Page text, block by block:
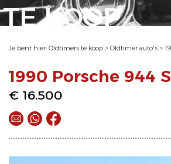
TE KOOP
Je bent hier: Oldtimers te koop > Oldtimer auto's >
1990 Porsche 944
€ 16.500